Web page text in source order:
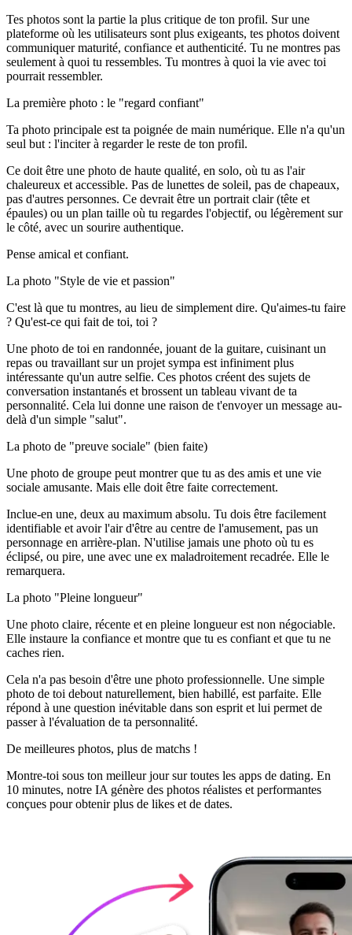
Tes photos sont la partie la plus critique de ton profil. Sur une
plateforme où les utilisateurs sont plus exigeants, tes photos doivent
communiquer maturité, confiance et authenticité. Tu ne montres pas
seulement à quoi tu ressembles. Tu montres à quoi la vie avec toi
pourrait ressembler.
La première photo : le "regard confiant"
Ta photo principale est ta poignée de main numérique. Elle n'a qu'un
seul but : l'inciter à regarder le reste de ton profil.
Ce doit être une photo de haute qualité, en solo, où tu as l'air
chaleureux et accessible. Pas de lunettes de soleil, pas de chapeaux,
pas d'autres personnes. Ce devrait être un portrait clair (tête et
épaules) ou un plan taille où tu regardes l'objectif, ou légèrement sur
le côté, avec un sourire authentique.
Pense amical et confiant.
La photo "Style de vie et passion"
C'est là que tu montres, au lieu de simplement dire. Qu'aimes-tu faire
? Qu'est-ce qui fait de toi, toi ?
Une photo de toi en randonnée, jouant de la guitare, cuisinant un
repas ou travaillant sur un projet sympa est infiniment plus
intéressante qu'un autre selfie. Ces photos créent des sujets de
conversation instantanés et brossent un tableau vivant de ta
personnalité. Cela lui donne une raison de t'envoyer un message au-
delà d'un simple "salut".
La photo de "preuve sociale" (bien faite)
Une photo de groupe peut montrer que tu as des amis et une vie
sociale amusante. Mais elle doit être faite correctement.
Inclue-en une, deux au maximum absolu. Tu dois être facilement
identifiable et avoir l'air d'être au centre de l'amusement, pas un
personnage en arrière-plan. N'utilise jamais une photo où tu es
éclipsé, ou pire, une avec une ex maladroitement recadrée. Elle le
remarquera.
La photo "Pleine longueur"
Une photo claire, récente et en pleine longueur est non négociable.
Elle instaure la confiance et montre que tu es confiant et que tu ne
caches rien.
Cela n'a pas besoin d'être une photo professionnelle. Une simple
photo de toi debout naturellement, bien habillé, est parfaite. Elle
répond à une question inévitable dans son esprit et lui permet de
passer à l'évaluation de ta personnalité.
De meilleures photos, plus de matchs !
Montre-toi sous ton meilleur jour sur toutes les apps de dating. En
10 minutes, notre IA génère des photos réalistes et performantes
conçues pour obtenir plus de likes et de dates.